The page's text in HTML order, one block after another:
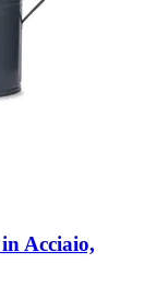
Acciaio,